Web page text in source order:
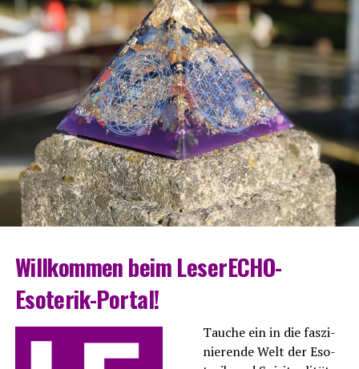
Will­kom­men beim LeserECHO-
Esoterik-Portal!
Tau­che ein in die fas­zi­
nie­ren­de Welt der Eso­